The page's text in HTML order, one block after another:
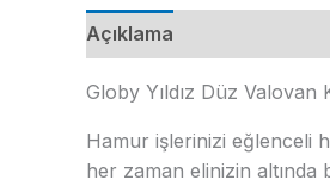
Açıklama
Globy Yıldız Düz Valovan
Hamur işlerinizi eğlenceli
her zaman elinizin altında